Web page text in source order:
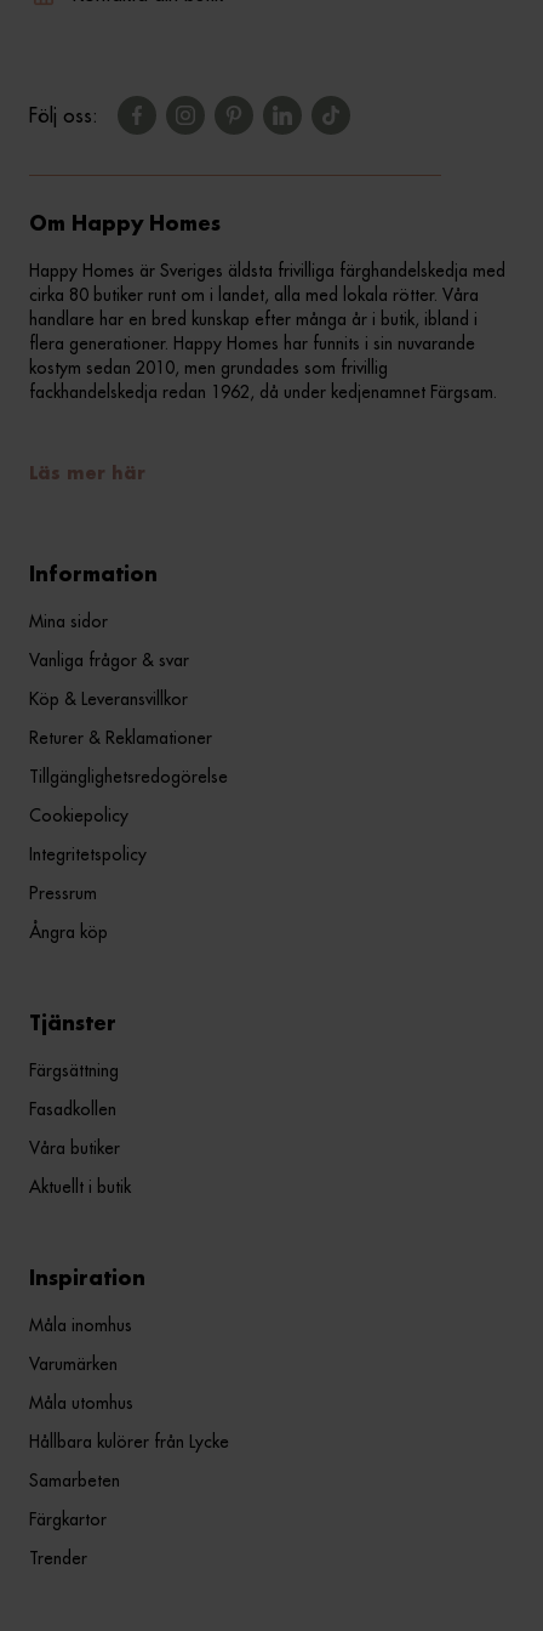
Följ oss:
Om Happy Homes
Happy Homes är Sveriges äldsta frivilliga färghandelskedja med
cirka 80 butiker runt om i landet, alla med lokala rötter. Våra
handlare har en bred kunskap efter många år i butik, ibland i
flera generationer. Happy Homes har funnits i sin nuvarande
kostym sedan 2010, men grundades som frivillig
fackhandelskedja redan 1962, då under kedjenamnet Färgsam.
Läs mer här
Information
Mina sidor
Vanliga frågor & svar
Köp & Leveransvillkor
Returer & Reklamationer
Tillgänglighetsredogörelse
Cookiepolicy
Integritetspolicy
Pressrum
Ångra köp
Tjänster
Färgsättning
Fasadkollen
Våra butiker
Aktuellt i butik
Inspiration
Måla inomhus
Varumärken
Måla utomhus
Hållbara kulörer från Lycke
Samarbeten
Färgkartor
Trender